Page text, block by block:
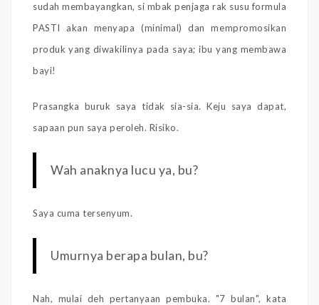
sudah membayangkan, si mbak penjaga rak susu formula
PASTI akan menyapa (minimal) dan mempromosikan
produk yang diwakilinya pada saya; ibu yang membawa
bayi!
Prasangka buruk saya tidak sia-sia. Keju saya dapat,
sapaan pun saya peroleh. Risiko.
Wah anaknya lucu ya, bu?
Saya cuma tersenyum.
Umurnya berapa bulan, bu?
Nah, mulai deh pertanyaan pembuka. "7 bulan", kata